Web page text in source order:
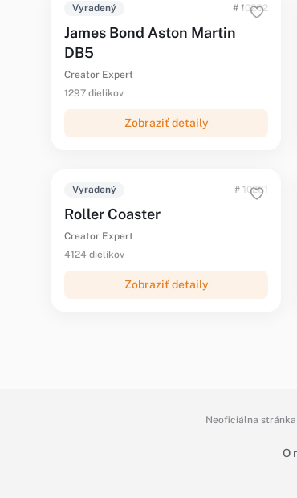
Vyradený # 10262
James Bond Aston Martin
DB5
Creator Expert
1297 dielikov
Zobraziť detaily
Vyradený # 10261
Roller Coaster
Creator Expert
4124 dielikov
Zobraziť detaily
Neoficiálna stránka
O